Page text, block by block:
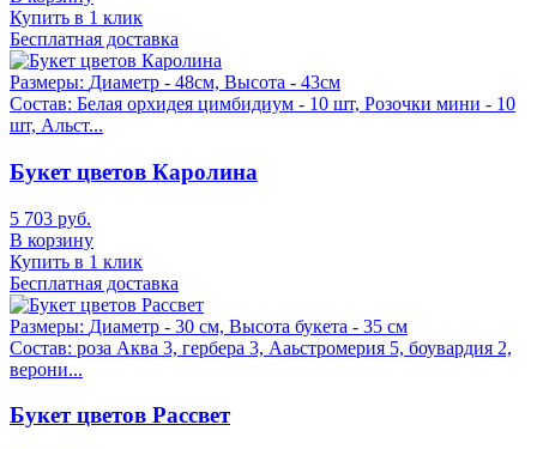
Купить в 1 клик
Бесплатная доставка
Размеры: Диаметр - 48см, Высота - 43см
Состав: Белая орхидея цимбидиум - 10 шт, Розочки мини - 10
шт, Альст...
Букет цветов Каролина
5 703 руб.
В корзину
Купить в 1 клик
Бесплатная доставка
Размеры: Диаметр - 30 см, Высота букета - 35 см
Состав: роза Аква 3, гербера 3, Ааьстромерия 5, боувардия 2,
верони...
Букет цветов Рассвет